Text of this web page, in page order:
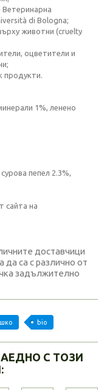
di Bologna;
животни (cruelty
оцветители и
продукти.
1%, ленено
пепел 2.3%,
сайта на
доставчици
са с различно от
задължително
bio
С ТОЗИ